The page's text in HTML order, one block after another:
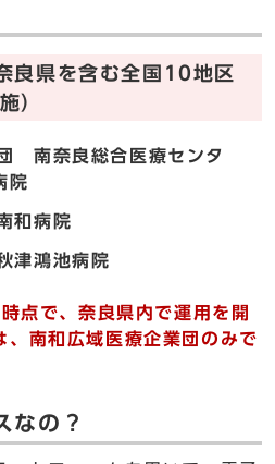
良県を含む全国10地区
）
南奈良総合医療センタ
院
和病院
津鴻池病院
点で、奈良県内で運用を開
、南和広域医療企業団のみで
なの？